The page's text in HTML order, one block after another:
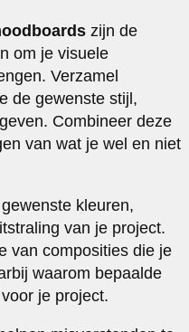
zijn de
om je visuele
Verzamel
de gewenste stijl,
Combineer deze
van wat je wel en niet
kleuren,
van je project.
van composities die je
waarom bepaalde
je project.